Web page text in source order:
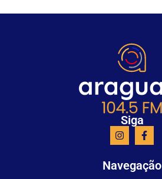
Siga
Navegação